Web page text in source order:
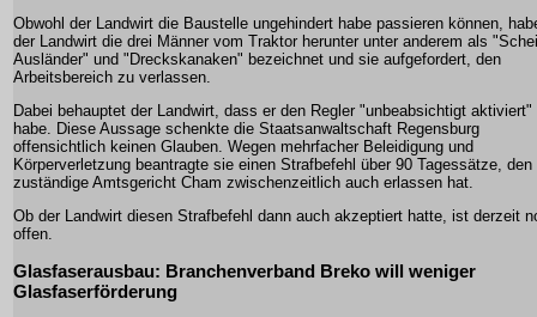
Obwohl der Landwirt die Baustelle ungehindert habe passieren können,
der Landwirt die drei Männer vom Traktor herunter unter anderem als
Ausländer" und "Dreckskanaken" bezeichnet und sie aufgefordert, den
Arbeitsbereich zu verlassen.
Dabei behauptet der Landwirt, dass er den Regler "unbeabsichtigt aktiviert"
habe. Diese Aussage schenkte die Staatsanwaltschaft Regensburg
offensichtlich keinen Glauben. Wegen mehrfacher Beleidigung und
Körperverletzung beantragte sie einen Strafbefehl über 90 Tagessätze, den
zuständige Amtsgericht Cham zwischenzeitlich auch erlassen hat.
Ob der Landwirt diesen Strafbefehl dann auch akzeptiert hatte, ist derzeit
offen.
Glasfaserausbau: Branchenverband Breko will weniger
Glasfaserförderung